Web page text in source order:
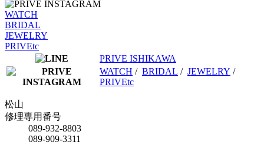
WATCH
BRIDAL
JEWELRY
PRIVEtc
PRIVE ISHIKAWA
WATCH / BRIDAL / JEWELRY /
PRIVEtc
松山
修理専用番号
089-932-8803
089-909-3311